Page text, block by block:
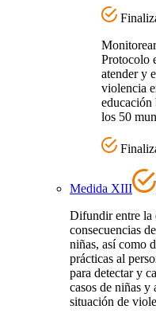
Protocolo
atender y
violencia
educación
los 50
Medida XIII
Difundir entre la
consecuencias
niñas, así como
prácticas al
para detectar y
casos de niñas y
situación de